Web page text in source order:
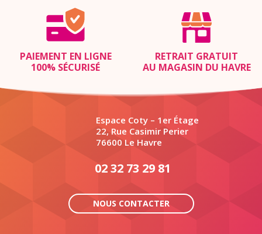
PAIEMENT EN LIGNE
100% SÉCURISÉ
RETRAIT GRATUIT
AU MAGASIN DU HAVRE
Espace Coty – 1er Étage
22, Rue Casimir Perier
76600 Le Havre
02 32 73 29 81
NOUS CONTACTER